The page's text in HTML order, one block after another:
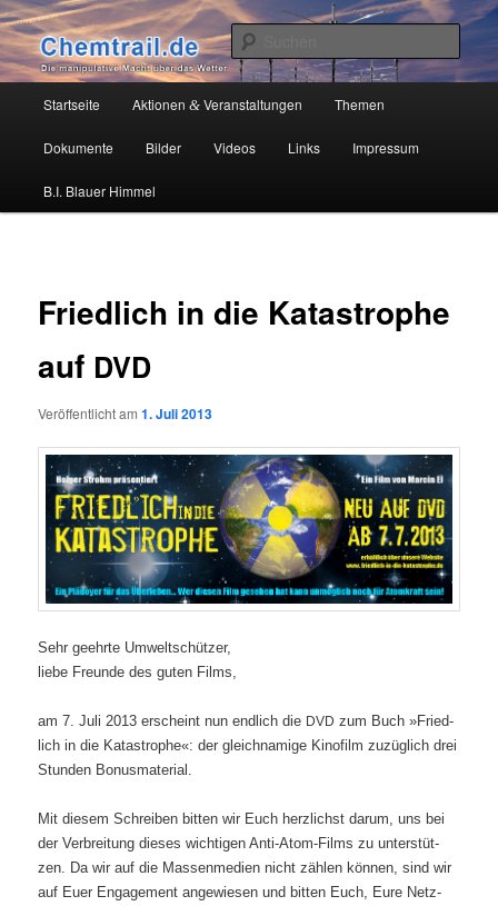
Zum
primären
Inhalt
springenChemtrail.de
Die manipulative Macht über das Wetter
Startseite Aktionen &Veranstaltungen Themen
Dokumente Bilder Videos Links Impressum
B.I. Blauer Himmel
Friedlich in die Katastrophe
auf DVD
Veröffentlicht am1. Juli 2013
Sehr geehr­te Umweltschützer,
lie­be Freun­de des guten Films,
am 7. Juli 2013 erscheint nun end­lich die DVD zum Buch »Fried­
lich in die Kata­stro­phe«: der gleich­na­mi­ge Kino­film zuzüg­lich drei
Stun­den Bonusmaterial.
Mit die­sem Schrei­ben bit­ten wir Euch herz­lichst dar­um, uns bei
der Ver­brei­tung die­ses wich­ti­gen Anti-Atom-Films zu unter­stüt­
zen. Da wir auf die Mas­sen­me­di­en nicht zäh­len kön­nen, sind wir
auf Euer Enga­ge­ment ange­wie­sen und bit­ten Euch, Eure Netz­